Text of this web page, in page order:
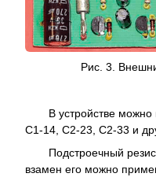
Рис. 3.
В устройстве
С1-14, С2-23, С2-33 и
Подстроечный
взамен его можно